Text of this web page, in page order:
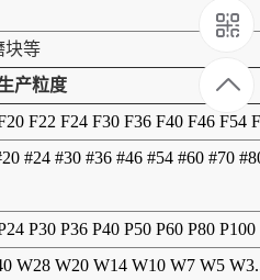
块等
产粒度
F22 F24 F30 F36 F40 F46 F54
#24 #30 #36 #46 #54 #60 #70
P30 P36 P40 P50 P60 P80
W28 W20 W14 W10 W7 W5